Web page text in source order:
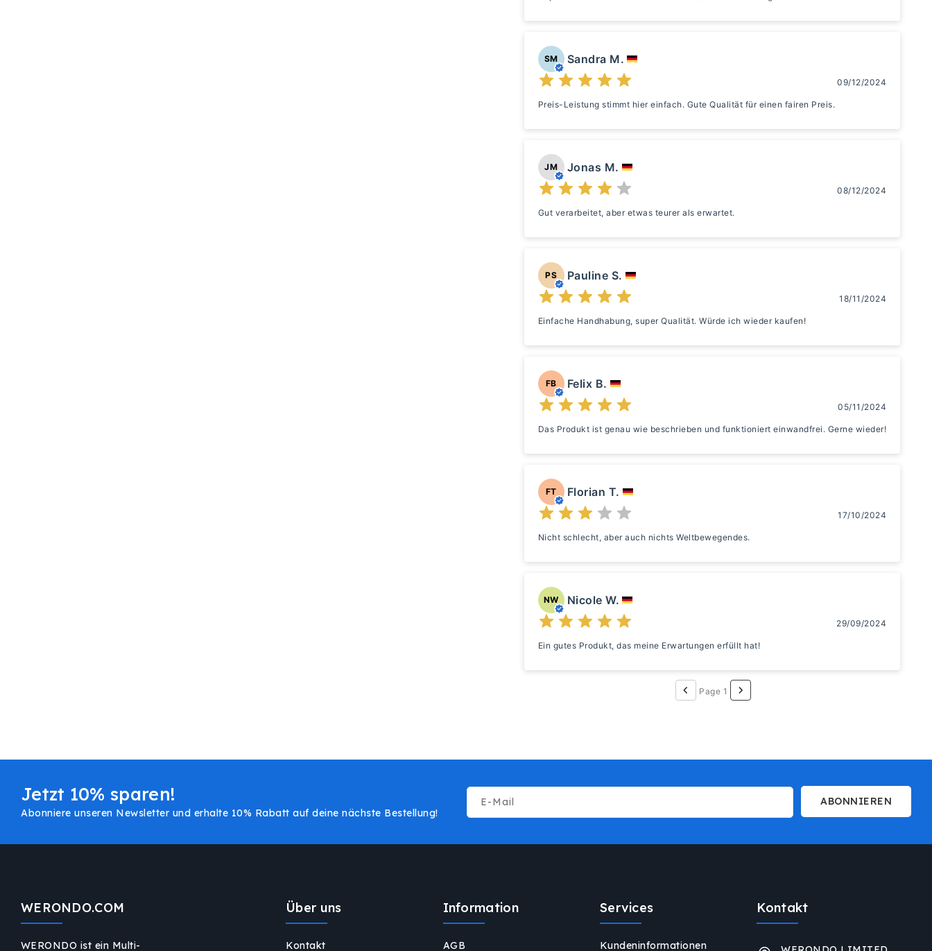
SM Sandra M.
09/12/2024
Preis-Leistung stimmt hier einfach. Gute Qualität für einen fairen Preis.
JM Jonas M.
08/12/2024
Gut verarbeitet, aber etwas teurer als erwartet.
PS Pauline S.
18/11/2024
Einfache Handhabung, super Qualität. Würde ich wieder kaufen!
FB Felix B.
05/11/2024
Das Produkt ist genau wie beschrieben und funktioniert einwandfrei. Gerne wieder!
FT Florian T.
17/10/2024
Nicht schlecht, aber auch nichts Weltbewegendes.
NW Nicole W.
29/09/2024
Ein gutes Produkt, das meine Erwartungen erfüllt hat!
Page 1
Jetzt 10% sparen!
Abonniere unseren Newsletter und erhalte 10% Rabatt auf deine nächste Bestellung!
E-Mail ABONNIEREN
Kontakt
Services
Kundeninformationen
Information
AGB
Über uns
Kontakt
WERONDO.COM
WERONDO ist ein Multi-